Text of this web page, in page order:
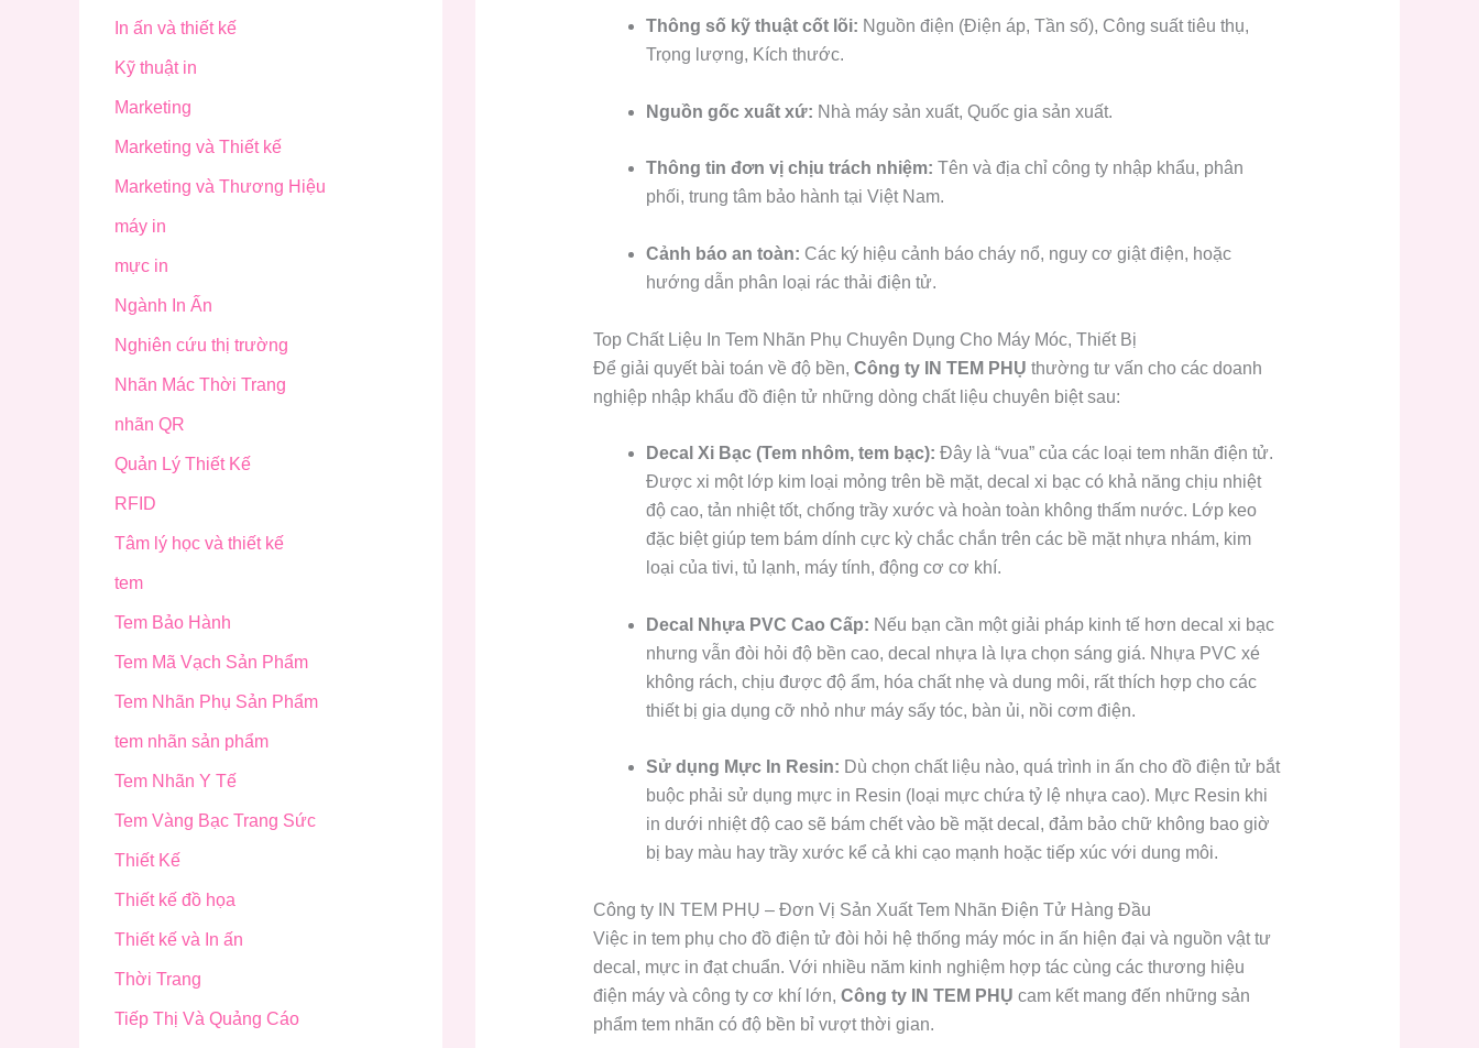
In ấn và thiết kế
Kỹ thuật in
Marketing
Marketing và Thiết kế
Marketing và Thương Hiệu
máy in
mực in
Ngành In Ấn
Nghiên cứu thị trường
Nhãn Mác Thời Trang
nhãn QR
Quản Lý Thiết Kế
RFID
Tâm lý học và thiết kế
tem
Tem Bảo Hành
Tem Mã Vạch Sản Phẩm
Tem Nhãn Phụ Sản Phẩm
tem nhãn sản phẩm
Tem Nhãn Y Tế
Tem Vàng Bạc Trang Sức
Thiết Kế
Thiết kế đồ họa
Thiết kế và In ấn
Thời Trang
Tiếp Thị Và Quảng Cáo
Thông số kỹ thuật cốt lõi: Nguồn điện (Điện áp, Tần số), Công suất tiêu thụ,
Trọng lượng, Kích thước.
Nguồn gốc xuất xứ: Nhà máy sản xuất, Quốc gia sản xuất.
Thông tin đơn vị chịu trách nhiệm: Tên và địa chỉ công ty nhập khẩu, phân
phối, trung tâm bảo hành tại Việt Nam.
Cảnh báo an toàn: Các ký hiệu cảnh báo cháy nổ, nguy cơ giật điện, hoặc
hướng dẫn phân loại rác thải điện tử.
Top Chất Liệu In Tem Nhãn Phụ Chuyên Dụng Cho Máy Móc, Thiết Bị
Để giải quyết bài toán về độ bền, Công ty IN TEM PHỤ thường tư vấn cho các doanh
nghiệp nhập khẩu đồ điện tử những dòng chất liệu chuyên biệt sau:
Decal Xi Bạc (Tem nhôm, tem bạc): Đây là “vua” của các loại tem nhãn điện tử.
Được xi một lớp kim loại mỏng trên bề mặt, decal xi bạc có khả năng chịu nhiệt
độ cao, tản nhiệt tốt, chống trầy xước và hoàn toàn không thấm nước. Lớp keo
đặc biệt giúp tem bám dính cực kỳ chắc chắn trên các bề mặt nhựa nhám, kim
loại của tivi, tủ lạnh, máy tính, động cơ cơ khí.
Decal Nhựa PVC Cao Cấp: Nếu bạn cần một giải pháp kinh tế hơn decal xi bạc
nhưng vẫn đòi hỏi độ bền cao, decal nhựa là lựa chọn sáng giá. Nhựa PVC xé
không rách, chịu được độ ẩm, hóa chất nhẹ và dung môi, rất thích hợp cho các
thiết bị gia dụng cỡ nhỏ như máy sấy tóc, bàn ủi, nồi cơm điện.
Sử dụng Mực In Resin: Dù chọn chất liệu nào, quá trình in ấn cho đồ điện tử bắt
buộc phải sử dụng mực in Resin (loại mực chứa tỷ lệ nhựa cao). Mực Resin khi
in dưới nhiệt độ cao sẽ bám chết vào bề mặt decal, đảm bảo chữ không bao giờ
bị bay màu hay trầy xước kể cả khi cạo mạnh hoặc tiếp xúc với dung môi.
Công ty IN TEM PHỤ – Đơn Vị Sản Xuất Tem Nhãn Điện Tử Hàng Đầu
Việc in tem phụ cho đồ điện tử đòi hỏi hệ thống máy móc in ấn hiện đại và nguồn vật tư
decal, mực in đạt chuẩn. Với nhiều năm kinh nghiệm hợp tác cùng các thương hiệu
điện máy và công ty cơ khí lớn, Công ty IN TEM PHỤ cam kết mang đến những sản
phẩm tem nhãn có độ bền bỉ vượt thời gian.